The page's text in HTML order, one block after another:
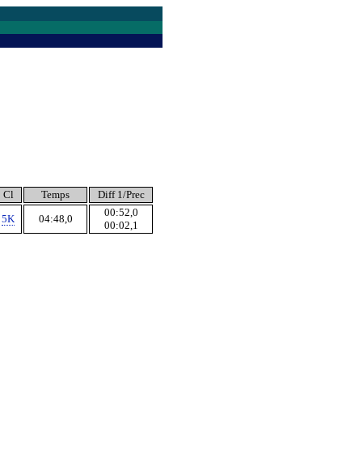
Cl Temps
Diff 1/Prec
5K 04:48,0
00:52,0
00:02,1